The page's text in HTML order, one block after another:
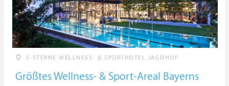
5-STERNE WELLNESS- & SPORTHOTEL JAGDHOF
Größtes Wellness- & Sport-Areal Bayerns